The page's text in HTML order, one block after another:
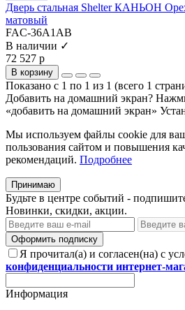
Дверь стальная Shelter КАНЬОН
матовый
FAC-36A1AB
В наличии ✓
72 527 р
В корзину
Показано с 1 по 1 из 1 (всего 1
Добавить на домашний экран?
«добавить на домашний экран»
Мы используем файлы cookie для
пользования сайтом и повышения
рекомендаций. Подробнее
Принимаю
Будьте в центре событий -
Новинки, скидки, акции.
Оформить подписку
Я прочитал(а) и согласен(на) с
конфиденциальности интернет-
Информация